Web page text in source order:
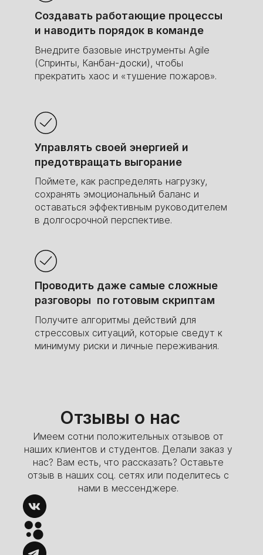
Создавать работающие процессы
и наводить порядок в команде
Внедрите базовые инструменты Agile
(Спринты, Канбан-доски), чтобы
прекратить хаос и «тушение пожаров».
Управлять своей энергией и
предотвращать выгорание
Поймете, как распределять нагрузку,
сохранять эмоциональный баланс и
оставаться эффективным руководителем
в долгосрочной перспективе.
Проводить даже самые сложные
разговоры по готовым скриптам
Получите алгоритмы действий для
стрессовых ситуаций, которые сведут к
минимуму риски и личные переживания.
Отзывы о нас
Имеем сотни положительных отзывов от
наших клиентов и студентов. Делали заказ у
нас? Вам есть, что рассказать? Оставьте
отзыв в наших соц. сетях или поделитесь с
нами в мессенджере.